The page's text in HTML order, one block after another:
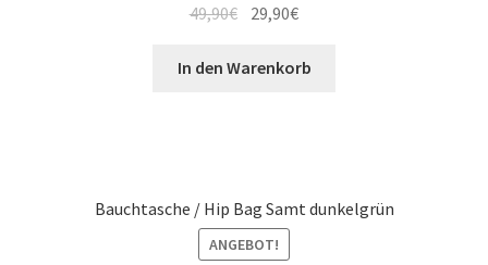
49,90€ 29,90€
In den Warenkorb
Bauchtasche / Hip Bag Samt dunkelgrün
ANGEBOT!